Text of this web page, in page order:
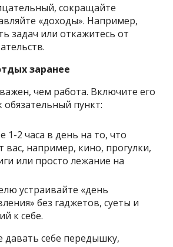
сокращайте
«доходы». Например,
задач или откажитесь от
заранее
чем работа. Включите его
обязательный пункт:
1-2 часа в день на то, что
вас, например, кино, прогулки,
или просто лежание на
устраивайте «день
без гаджетов, суеты и
к себе.
давать себе передышку,